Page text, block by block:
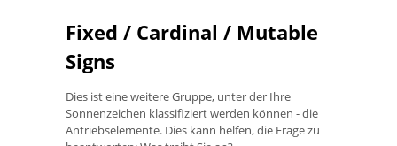
Fixed / Cardinal / Mutable
Signs
Dies ist eine weitere Gruppe, unter der Ihre
Sonnenzeichen klassifiziert werden können - die
Antriebselemente. Dies kann helfen, die Frage zu